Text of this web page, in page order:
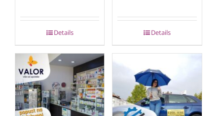
Details Details